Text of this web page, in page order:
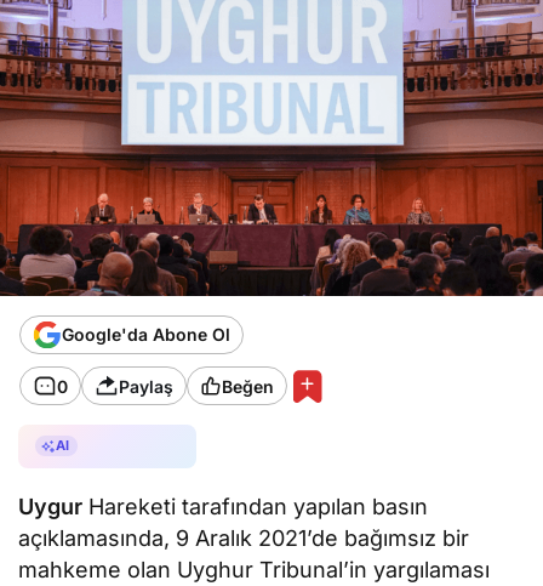
Google'da Abone Ol
0 Paylaş Beğen
AI
Uygur Hareketi tarafından yapılan basın
açıklamasında, 9 Aralık 2021’de bağımsız bir
mahkeme olan Uyghur Tribunal’in yargılaması